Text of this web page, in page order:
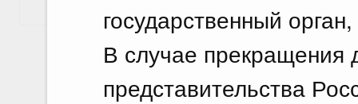
государственный
В случае прекращения
представительства